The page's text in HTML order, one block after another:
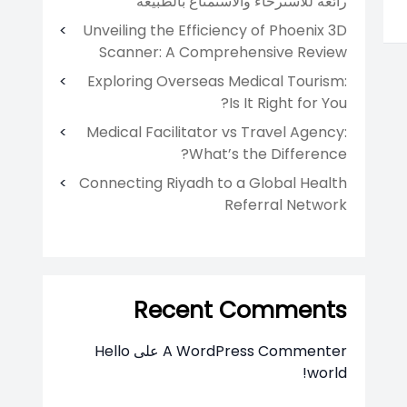
Unveiling the Efficiency of Phoenix 3D
Scanner: A Comprehensive Review
Exploring Overseas Medical Tourism:
Is It Right for You?
Medical Facilitator vs Travel Agency:
What’s the Difference?
Connecting Riyadh to a Global Health
Referral Network
Recent Comments
A WordPress Commenter على Hello
world!